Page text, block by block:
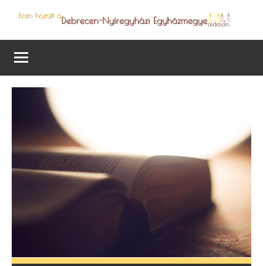
content
Debrecen-
Nyíregyházi
Egyházmegye
programjai